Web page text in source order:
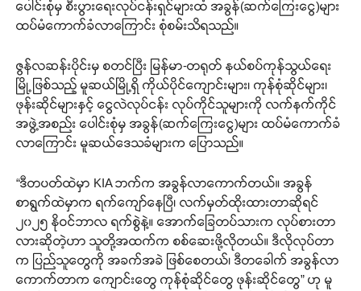
ပေါင်းစုံမှ စီးပွားရေးလုပ်ငန်းရှင်များထံ အခွန်(ဆက်ကြေးငွေ)များ
ထပ်မံကောက်ခံလာကြောင်း စုံစမ်းသိရသည်။
ဇွန်လဆန်းပိုင်းမှ စတင်ပြီး မြန်မာ-တရုတ် နယ်စပ်ကုန်သွယ်ရေး
မြို့ဖြစ်သည့် မူဆယ်မြို့ရှိ ကိုယ်ပိုင်ကျောင်းများ၊ ကုန်စုံဆိုင်များ၊
ဖုန်းဆိုင်များနှင့် ငွေလဲလုပ်ငန်း လုပ်ကိုင်သူများကို လက်နက်ကိုင်
အဖွဲ့အစည်း ပေါင်းစုံမှ အခွန်(ဆက်ကြေးငွေ)များ ထပ်မံကောက်ခံ
လာကြောင်း မူဆယ်ဒေသခံများက ပြောသည်။
“ဒီတပတ်ထဲမှာ KIA ဘက်က အခွန်လာကောက်တယ်။ အခွန်
စာရွက်ထဲမှာက ရက်ကျော်နေပြီ၊ လက်မှတ်ထိုးထားတာဆိုရင်
၂၀၂၅ နိုဝင်ဘာလ ရက်စွဲနဲ့။ အောက်ခြေတပ်သားက လုပ်စားတာ
လားဆိုတဲ့ဟာ သူတို့အထက်က စစ်ဆေးဖို့လိုတယ်။ ဒီလိုလုပ်တာ
က ပြည်သူတွေကို အခက်အခဲ ဖြစ်စေတယ်၊ ဒီတခေါက် အခွန်လာ
ကောက်တာက ကျောင်းတွေ ကုန်စုံဆိုင်တွေ ဖုန်းဆိုင်တွေ” ဟု မူ